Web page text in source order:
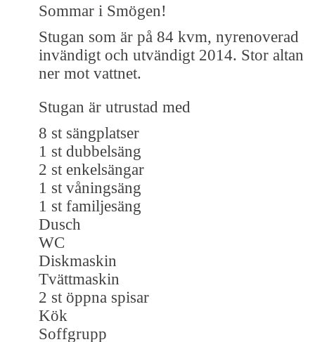
Sommar i Smögen!
Stugan som är på 84 kvm, nyrenoverad
invändigt och utvändigt 2014. Stor altan
ner mot vattnet.
Stugan är utrustad med
8 st sängplatser
1 st dubbelsäng
2 st enkelsängar
1 st våningsäng
1 st familjesäng
Dusch
WC
Diskmaskin
Tvättmaskin
2 st öppna spisar
Kök
Soffgrupp